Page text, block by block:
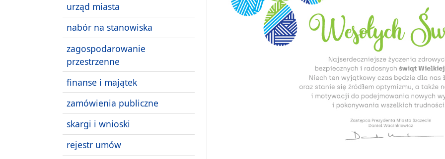
urząd miasta
nabór na stanowiska
zagospodarowanie
przestrzenne
finanse i majątek
zamówienia publiczne
skargi i wnioski
rejestr umów